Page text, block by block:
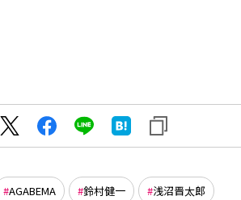
AGABEMA 鈴村健一 浅沼晋太郎